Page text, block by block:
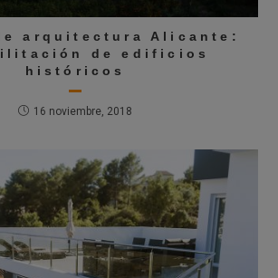
arquitectura Alicante:
de edificios
históricos
16 noviembre, 2018